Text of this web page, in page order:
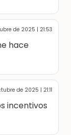
de 2025 | 21:53
hace
de 2025 | 21:11
incentivos